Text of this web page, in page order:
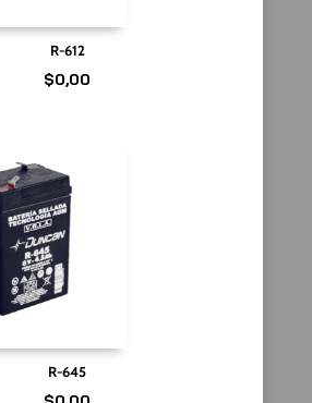
R-612
$0,00
R-645